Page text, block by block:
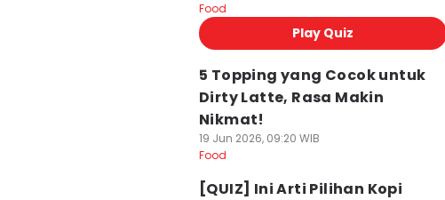
Food
Play Quiz
5 Topping yang Cocok untuk
Dirty Latte, Rasa Makin
Nikmat!
19 Jun 2026, 09:20 WIB
Food
[QUIZ] Ini Arti Pilihan Kopi